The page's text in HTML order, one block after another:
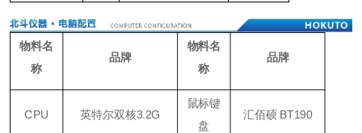
物料名
称
品牌
物料名
称
品牌
CPU 英特尔双核3.2G
鼠标键
盘
汇佰硕 BT190